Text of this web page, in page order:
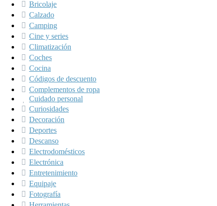
Bricolaje
Calzado
Camping
Cine y series
Climatización
Coches
Cocina
Códigos de descuento
Complementos de ropa
Cuidado personal
Curiosidades
Decoración
Deportes
Descanso
Electrodomésticos
Electrónica
Entretenimiento
Equipaje
Fotografía